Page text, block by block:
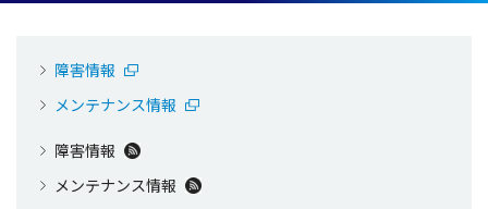
障害情報
メンテナンス情報
障害情報
メンテナンス情報